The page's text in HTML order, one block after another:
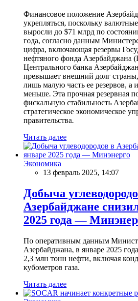
Финансовое положение
укрепляться, поскольку
выросли до $71 млрд по
года, согласно данным
цифра, включающая резервы
нефтяного фонда
Центрального банка
превышает внешний долг страны,
лишь малую часть ее резервов, а
меньше. Эта прочная резервная
фискальную стабильность
стратегическое экономическое
правительства.
Читать далее
Экономика
13 февраль 2025, 14:07
Добыча
Азербайджане
2025 года —
По оперативным данным
Азербайджана, в январе 2025
2,3 млн тонн нефти, включая
кубометров газа.
Читать далее